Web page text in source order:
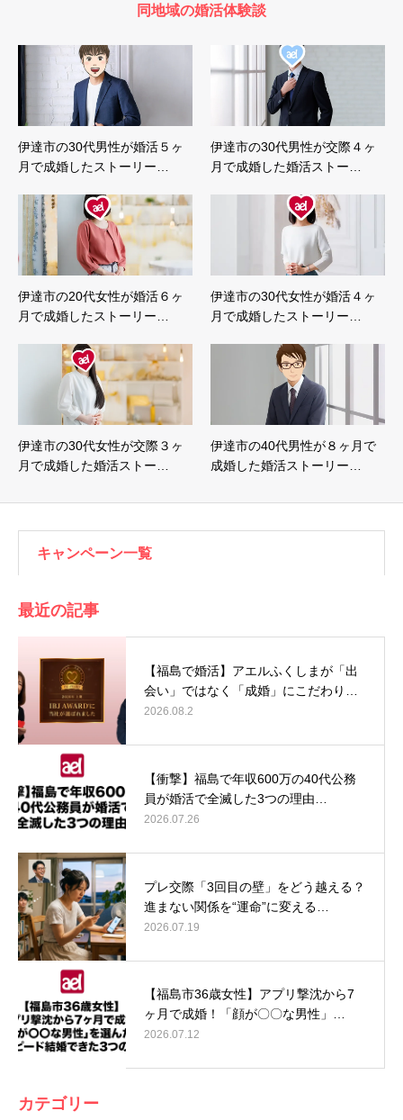
同地域の婚活体験談
伊達市の30代男性が婚活５ヶ
月で成婚したストーリー…
伊達市の30代男性が交際４ヶ
月で成婚した婚活ストー…
伊達市の20代女性が婚活６ヶ
月で成婚したストーリー…
伊達市の30代女性が婚活４ヶ
月で成婚したストーリー…
伊達市の30代女性が交際３ヶ
月で成婚した婚活ストー…
伊達市の40代男性が８ヶ月で
成婚した婚活ストーリー…
キャンペーン一覧
最近の記事
【福島で婚活】アエルふくしまが「出
会い」ではなく「成婚」にこだわり…
2026.08.2
【衝撃】福島で年収600万の40代公務
員が婚活で全滅した3つの理由…
2026.07.26
プレ交際「3回目の壁」をどう越える？
進まない関係を“運命”に変える…
2026.07.19
【福島市36歳女性】アプリ撃沈から7
ヶ月で成婚！「顔が〇〇な男性」…
2026.07.12
カテゴリー